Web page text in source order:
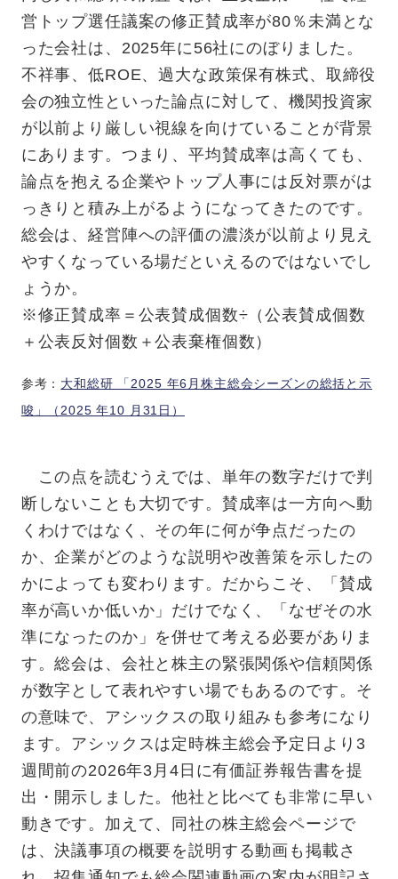
営トップ選任議案の修正賛成率が80％未満とな
った会社は、2025年に56社にのぼりました。
不祥事、低ROE、過大な政策保有株式、取締役
会の独立性といった論点に対して、機関投資家
が以前より厳しい視線を向けていることが背景
にあります。つまり、平均賛成率は高くても、
論点を抱える企業やトップ人事には反対票がは
っきりと積み上がるようになってきたのです。
総会は、経営陣への評価の濃淡が以前より見え
やすくなっている場だといえるのではないでし
ょうか。
※修正賛成率＝公表賛成個数÷（公表賛成個数
＋公表反対個数＋公表棄権個数）
参考： 大和総研 「2025 年6月株主総会シーズンの総括と示
唆」（2025 年10 月31日）
この点を読むうえでは、単年の数字だけで判
断しないことも大切です。賛成率は一方向へ動
くわけではなく、その年に何が争点だったの
か、企業がどのような説明や改善策を示したの
かによっても変わります。だからこそ、「賛成
率が高いか低いか」だけでなく、「なぜその水
準になったのか」を併せて考える必要がありま
す。総会は、会社と株主の緊張関係や信頼関係
が数字として表れやすい場でもあるのです。 そ
の意味で、アシックスの取り組みも参考になり
ます。アシックスは定時株主総会予定日より3
週間前の2026年3月4日に有価証券報告書を提
出・開示しました。他社と比べても非常に早い
動きです。加えて、同社の株主総会ページで
は、決議事項の概要を説明する動画も掲載さ